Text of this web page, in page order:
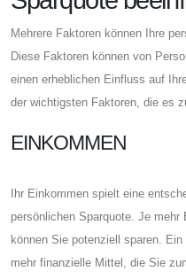
Mehrere Faktoren können Ihre
Diese Faktoren können von
einen erheblichen Einfluss auf
der wichtigsten Faktoren, die es
EINKOMMEN
Ihr Einkommen spielt eine
persönlichen Sparquote. Je
können Sie potenziell sparen.
mehr finanzielle Mittel, die Sie